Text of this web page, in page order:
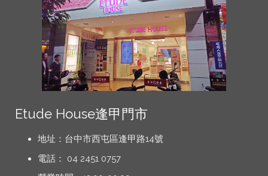
Etude House逢甲門市
地址：台中市西屯區逢甲路14號
電話： 04 2451 0757